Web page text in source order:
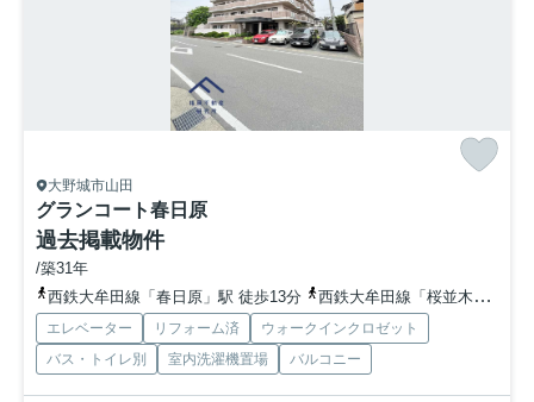
大野城市山田
グランコート春日原
過去掲載物件
/築31年
西鉄大牟田線「春日原」駅 徒歩13分
西鉄大牟田線「桜並木」駅 徒歩16分
エレベーター リフォーム済
ウォークインクロゼット
バス・トイレ別
室内洗濯機置場 バルコニー